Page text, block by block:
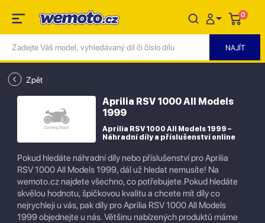
0
Zpět
Aprilia RSV 1000 All Models
1999
Aprilia RSV 1000 All Models 1999 –
Náhradní díly a příslušenství online
Pokud hledáte náhradní díly nebo příslušenství pro Aprilia
RSV 1000 All Models 1999, dál už hledat nemusíte! Na
wemoto.cz najdete všechno, co potřebujete.Pokud hledáte
skvělou hodnotu, špičkovou kvalitu a chcete mít díly co
nejrychleji u vás, pak díly pro Aprilia RSV 1000 All Models
1999 objednejte u nás. Většinu nabízených produktů máme